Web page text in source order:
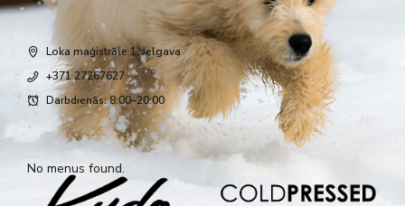
Loka maģistrāle 1, Jelgava
+371 27267627
Darbdienās: 8:00–20:00
No menus found.